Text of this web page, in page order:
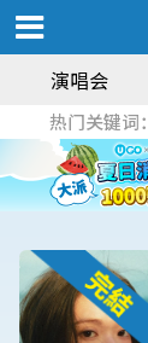
演唱会
热门关键词：